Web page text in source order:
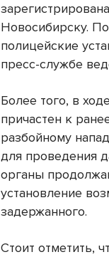
Новосибирску.
полицейские
пресс-службе
Более того, в
причастен к
разбойному
для проведения
органы
установление
задержанного.
Стоит отметить,